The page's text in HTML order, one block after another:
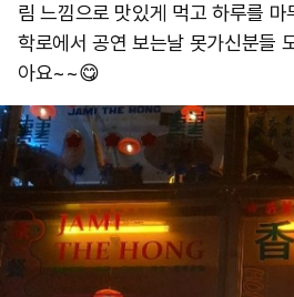
림 느낌으로 맛있게 먹고 하루를 마
학로에서 공연 보는날 못가신분들
아요~~😋 ​